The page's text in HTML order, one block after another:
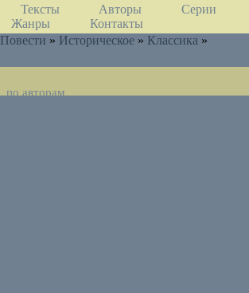
Тексты Авторы
Серии
Жанры
Контакты
Повести » Историческое » Классика »
по авторам